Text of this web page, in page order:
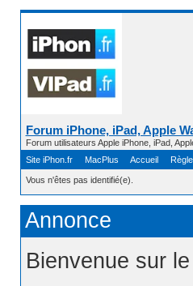
Forum iPhone, iPad, Apple
Forum utilisateurs Apple iPhone, iPad,
Site iPhon.fr
MacPlus Accueil
Vous n'êtes pas identifié(e).
Annonce
Bienvenue sur